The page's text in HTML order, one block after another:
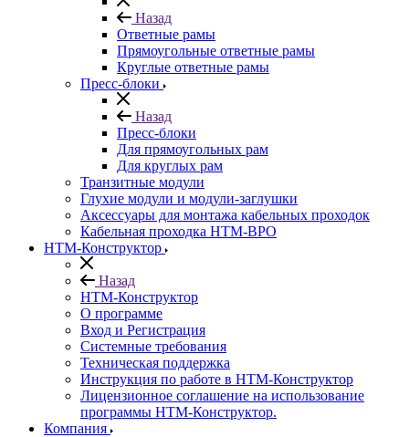
Назад
Ответные рамы
Прямоугольные ответные рамы
Круглые ответные рамы
Пресс-блоки
Назад
Пресс-блоки
Для прямоугольных рам
Для круглых рам
Транзитные модули
Глухие модули и модули-заглушки
Аксессуары для монтажа кабельных проходок
Кабельная проходка НТМ-ВРО
НТМ-Конструктор
Назад
НТМ-Конструктор
О программе
Вход и Регистрация
Системные требования
Техническая поддержка
Инструкция по работе в НТМ-Конструктор
Лицензионное соглашение на использование
программы НТМ-Конструктор.
Компания